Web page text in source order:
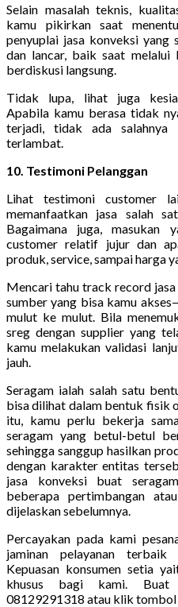
Selain masalah teknis,
kamu pikirkan saat
penyuplai jasa konveksi yang
dan lancar, baik saat melalui
berdiskusi langsung.
Tidak lupa, lihat juga
Apabila kamu berasa tidak
terjadi, tidak ada salahnya
terlambat.
10. Testimoni Pelanggan
Lihat testimoni customer
memanfaatkan jasa salah
Bagaimana juga, masukan
customer relatif jujur dan
produk, service, sampai harga
Mencari tahu track record
sumber yang bisa kamu
mulut ke mulut. Bila
sreg dengan supplier yang
kamu melakukan validasi
jauh.
Seragam ialah salah satu
bisa dilihat dalam bentuk fisik
itu, kamu perlu bekerja
seragam yang betul-betul
sehingga sanggup hasilkan
dengan karakter entitas
jasa konveksi buat
beberapa pertimbangan
dijelaskan sebelumnya.
Percayakan pada kami
jaminan pelayanan terbaik
Kepuasan konsumen setia
khusus bagi kami. Buat
08129291318 atau klik tombol